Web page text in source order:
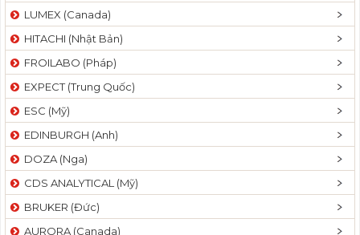
LUMEX (Canada)
HITACHI (Nhật Bản)
FROILABO (Pháp)
EXPECT (Trung Quốc)
ESC (Mỹ)
EDINBURGH (Anh)
DOZA (Nga)
CDS ANALYTICAL (Mỹ)
BRUKER (Đức)
AURORA (Canada)